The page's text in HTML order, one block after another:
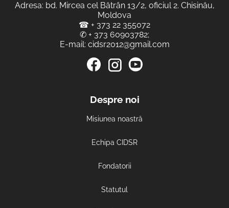
Adresa: bd. Mircea cel Bătrân 13/2, oficiul 2. Chisinău,
Moldova
☎ + 373 22 355072
✆ + 373 60903782;
E-mail: cidsr2012@gmail.com
Despre noi
Misiunea noastră
Echipa CIDSR
Fondatorii
Statutul